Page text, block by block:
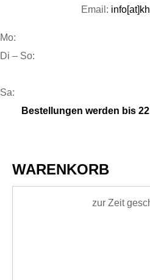
Email:
Mo:
Di – So:
Sa:
Bestellungen werden bis
WARENKORB
zur Zeit